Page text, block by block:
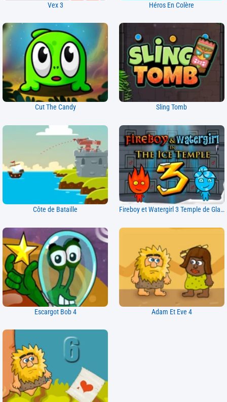
Vex 3 Héros En Colère
Cut The Candy Sling Tomb
Côte de Bataille Fireboy et Watergirl 3 Temple de Glace
Escargot Bob 4 Adam Et Eve 4